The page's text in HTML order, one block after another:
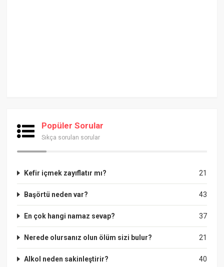
Popüler Sorular
Sıkça sorulan sorular
21
Kefir içmek zayıflatır mı?
43
Başörtü neden var?
37
En çok hangi namaz sevap?
21
Nerede olursanız olun ölüm sizi bulur?
40
Alkol neden sakinleştirir?